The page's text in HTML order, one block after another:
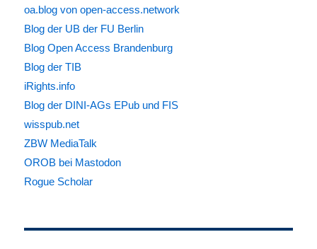
oa.blog von open-access.network
Blog der UB der FU Berlin
Blog Open Access Brandenburg
Blog der TIB
iRights.info
Blog der DINI-AGs EPub und FIS
wisspub.net
ZBW MediaTalk
OROB bei Mastodon
Rogue Scholar